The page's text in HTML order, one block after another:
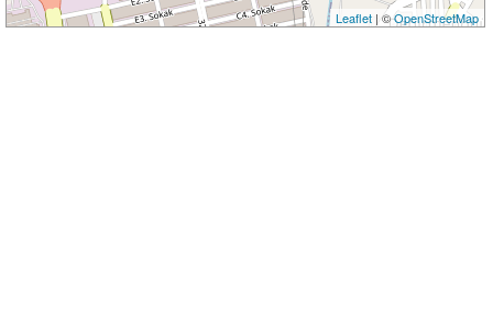
Leaflet| ©OpenStreetMap